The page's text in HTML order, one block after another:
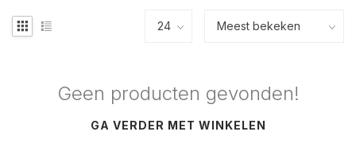
Geen producten gevonden!
GA VERDER MET WINKELEN